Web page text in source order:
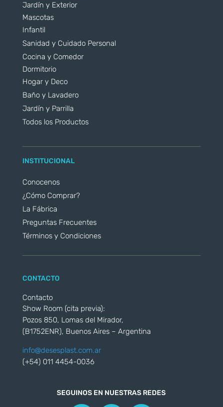
Jardín y Exterior
Mascotas
Infantil
Sanidad y Cuidado Personal
Cocina y Comedor
Dormitorio
Hogar y Deco
Baño y Lavadero
Jardín y Parrilla
Todos los Productos
INSTITUCIONAL
Conocenos
¿Cómo Comprar?
La Fábrica
Preguntas Frecuentes
Términos y Condiciones
CONTACTO
Contacto
Show Room (cita previa):
Pozos 850, Lomas del Mirador,
(B1752ENR), Buenos Aires – Argentina
info@desesplast.com.ar
(+54) 011 4454-0036
SEGUINOS EN NUESTRAS REDES